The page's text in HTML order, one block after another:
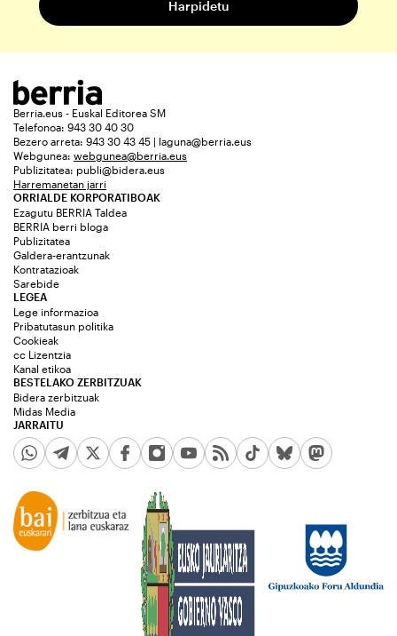
Berria.eus - Euskal Editorea SM
Telefonoa: 943 30 40 30
Bezero arreta: 943 30 43 45 | laguna@berria.eus
Webgunea: webgunea@berria.eus
Publizitatea: publi@bidera.eus
Harremanetan jarri
ORRIALDE KORPORATIBOAK
Ezagutu BERRIA Taldea
BERRIA berri bloga
Publizitatea
Galdera-erantzunak
Kontratazioak
Sarebide
JARRAITU
LEGEA
Lege informazioa
Pribatutasun politika
Cookieak
cc Lizentzia
Kanal etikoa
BESTELAKO ZERBITZUAK
Bidera zerbitzuak
Midas Media